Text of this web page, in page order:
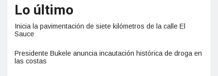
Lo último
Inicia la pavimentación de siete kilómetros de la calle El
Sauce
Presidente Bukele anuncia incautación histórica de droga en
las costas